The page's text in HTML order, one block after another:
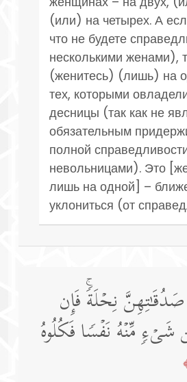
(или) на четырех. А
что не будете
несколькими женами),
(женитесь) (лишь) на
тех, которыми
десницы (так как не
обязательным
полной
невольницами). Это
лишь на одной] –
уклониться (от
صَدُقَـٰتِهِنَّ نِحۡلَةࣰۚ فَإِن
مِّنۡهُ نَفۡسࣰا فَكُلُوهُ